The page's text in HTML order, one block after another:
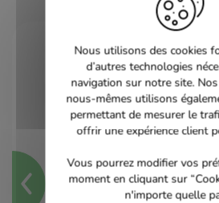
Nous utilisons des cookies
d’autres technologies
navigation sur notre site.
nous-mêmes utilisons
permettant de mesurer le
offrir une expérience client
Vous pourrez modifier vos
moment en cliquant sur
n'importe quelle